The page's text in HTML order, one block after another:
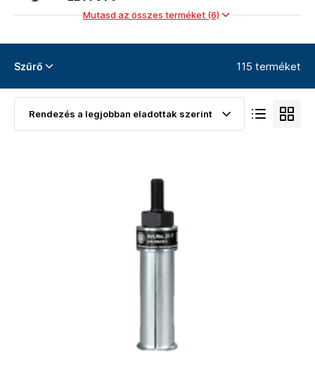
Mutasd az összes terméket (6)
Szűrő 115 terméket